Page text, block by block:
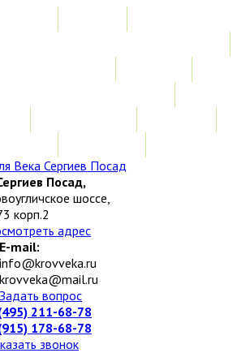
Посад,
шоссе,
корп.2
адрес
E-mail:
info@krovveka.ru
krovveka@mail.ru
Задать вопрос
211-68-78
178-68-78
звонок